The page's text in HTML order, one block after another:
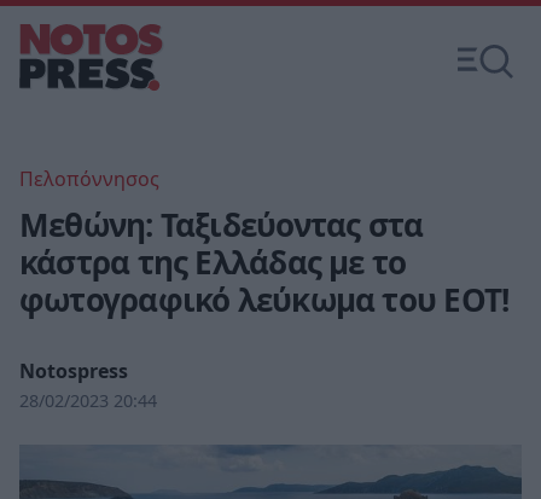
Πελοπόννησος
Μεθώνη: Ταξιδεύοντας στα
κάστρα της Ελλάδας με το
φωτογραφικό λεύκωμα του ΕΟΤ!
Notospress
28/02/2023 20:44